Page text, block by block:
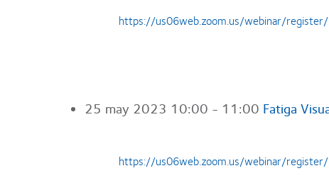
https://us06web.zoom.us/webinar/
25 may 2023 10:00 - 11:00 Fatiga
https://us06web.zoom.us/webinar/register/